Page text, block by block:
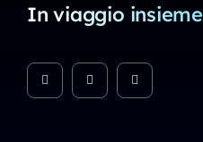
In viaggio insieme